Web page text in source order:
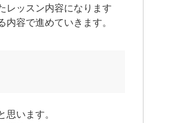
レッスン内容になります
容で進めていきます。
います。